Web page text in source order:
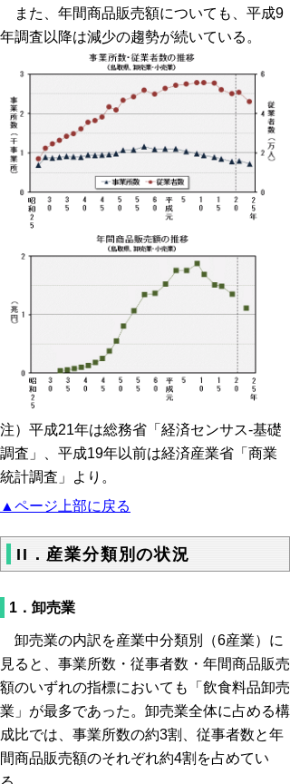
また、年間商品販売額についても、平成9
年調査以降は減少の趨勢が続いている。
注）平成21年は総務省「経済センサス-基礎
調査」、平成19年以前は経済産業省「商業
統計調査」より。
▲ページ上部に戻る
II．産業分類別の状況
1．卸売業
卸売業の内訳を産業中分類別（6産業）に
見ると、事業所数・従事者数・年間商品販売
額のいずれの指標においても「飲食料品卸売
業」が最多であった。卸売業全体に占める構
成比では、事業所数の約3割、従事者数と年
間商品販売額のそれぞれ約4割を占めてい